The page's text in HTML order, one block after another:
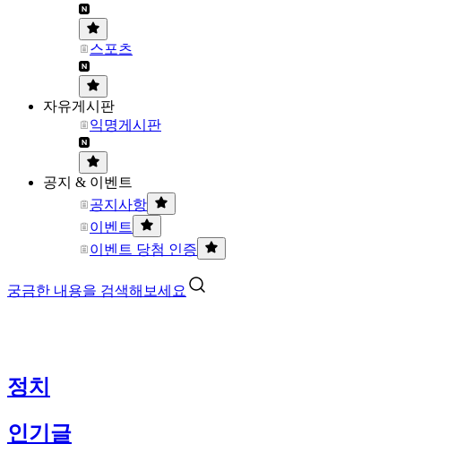
스포츠
자유게시판
익명게시판
공지 & 이벤트
공지사항
이벤트
이벤트 당첨 인증
궁금한 내용을 검색해보세요
정치
인기글